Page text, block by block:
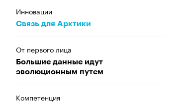
Инновации
Связь для Арктики
От первого лица
Большие данные идут
эволюционным путем
Компетенция